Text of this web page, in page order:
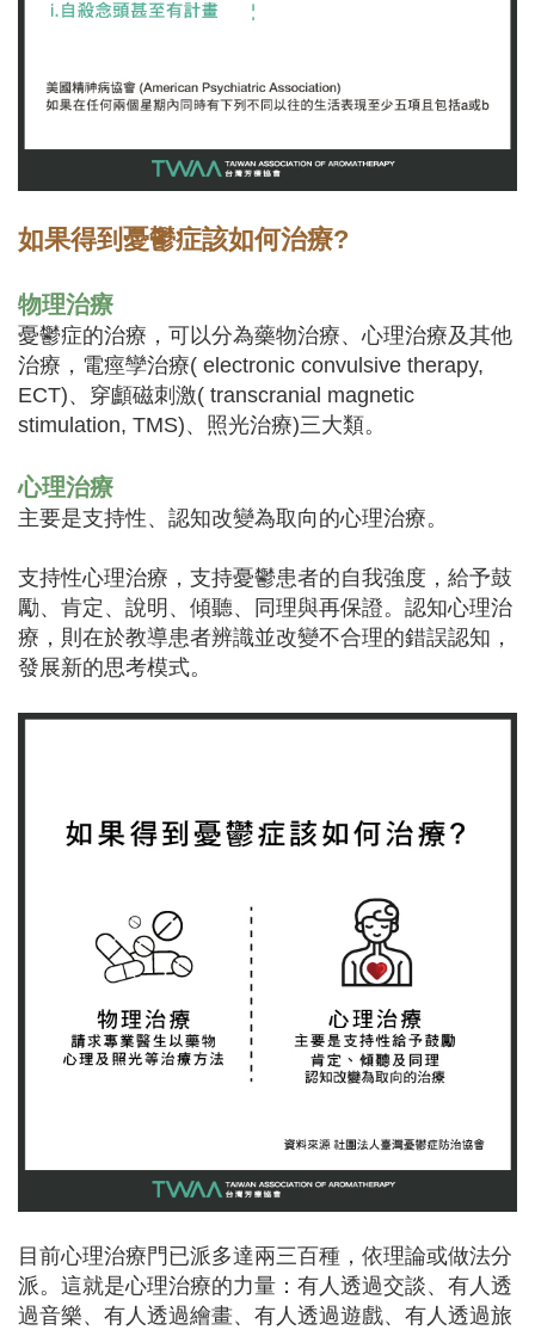
如果得到憂鬱症該如何治療?
物理治療
憂鬱症的治療，可以分為藥物治療、心理治療及其他
治療，電痙孿治療( electronic convulsive therapy,
ECT)、穿顱磁刺激( transcranial magnetic
stimulation, TMS)、照光治療)三大類。
心理治療
主要是支持性、認知改變為取向的心理治療。
支持性心理治療，支持憂鬱患者的自我強度，給予鼓
勵、肯定、說明、傾聽、同理與再保證。認知心理治
療，則在於教導患者辨識並改變不合理的錯誤認知，
發展新的思考模式。
目前心理治療門已派多達兩三百種，依理論或做法分
派。這就是心理治療的力量：有人透過交談、有人透
過音樂、有人透過繪畫、有人透過遊戲、有人透過旅